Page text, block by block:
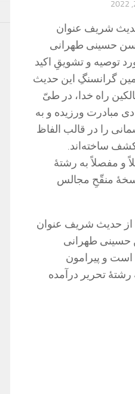
شریف عنوان
حسینی طهرانی
توصیه و تشویقِ اکید
گرانسنگِ این حدیث
راه خدا، در طیّ
مبادرت ورزیده و به
را در قالب الفاظ
ساخته‌اند.
و مفصلاً به رشتۀ
منقّحِ مجالس
حدیث شریف عنوان
طهرانی
و پیرامون
تحریر درآمده